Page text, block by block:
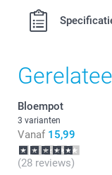
Bloempot
3 varianten
Vanaf 15,99
(28 reviews)